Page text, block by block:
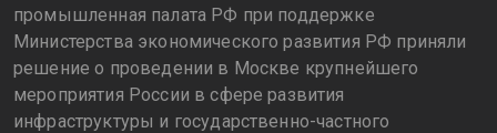
промышленная палата РФ при поддержке
Министерства экономического развития РФ приняли
решение о проведении в Москве крупнейшего
мероприятия России в сфере развития
инфраструктуры и государственно-частного